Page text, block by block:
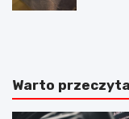
M
d
e
s
S
o
n
d
Warto